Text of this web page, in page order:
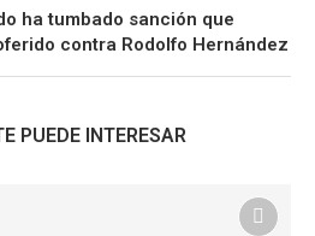
ha tumbado sanción que
contra Rodolfo Hernández
PUEDE INTERESAR